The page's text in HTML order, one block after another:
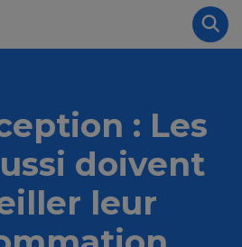
: Les
doivent
leur
cookies